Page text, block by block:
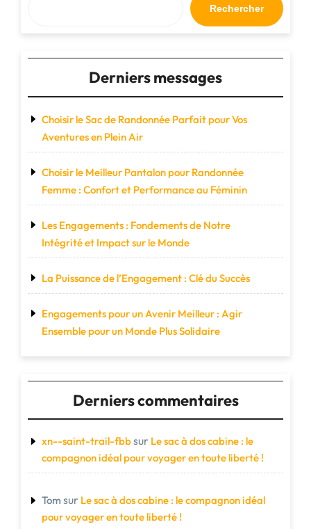
Rechercher
Derniers messages
Choisir le Sac de Randonnée Parfait pour Vos
Aventures en Plein Air
Choisir le Meilleur Pantalon pour Randonnée
Femme : Confort et Performance au Féminin
Les Engagements : Fondements de Notre
Intégrité et Impact sur le Monde
La Puissance de l’Engagement : Clé du Succès
Engagements pour un Avenir Meilleur : Agir
Ensemble pour un Monde Plus Solidaire
Derniers commentaires
xn--saint-trail-fbbsur Le sac à dos cabine : le
compagnon idéal pour voyager en toute liberté !
Tom sur Le sac à dos cabine : le compagnon idéal
pour voyager en toute liberté !